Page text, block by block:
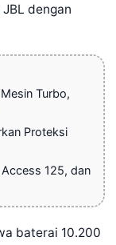
dengan
Turbo,
Proteksi
125, dan
baterai 10.200